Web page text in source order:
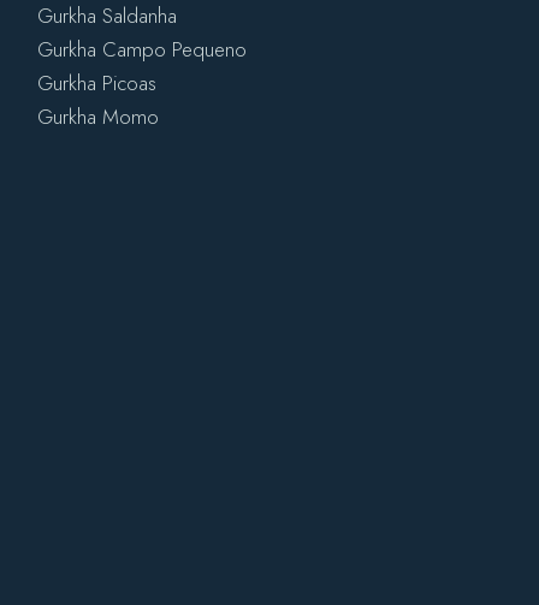
Gurkha Saldanha
Gurkha Campo Pequeno
Gurkha Picoas
Gurkha Momo